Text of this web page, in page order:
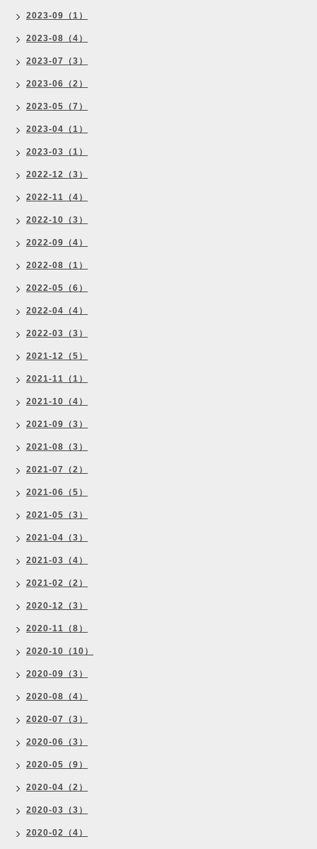
2023-09（1）
2023-08（4）
2023-07（3）
2023-06（2）
2023-05（7）
2023-04（1）
2023-03（1）
2022-12（3）
2022-11（4）
2022-10（3）
2022-09（4）
2022-08（1）
2022-05（6）
2022-04（4）
2022-03（3）
2021-12（5）
2021-11（1）
2021-10（4）
2021-09（3）
2021-08（3）
2021-07（2）
2021-06（5）
2021-05（3）
2021-04（3）
2021-03（4）
2021-02（2）
2020-12（3）
2020-11（8）
2020-10（10）
2020-09（3）
2020-08（4）
2020-07（3）
2020-06（3）
2020-05（9）
2020-04（2）
2020-03（3）
2020-02（4）